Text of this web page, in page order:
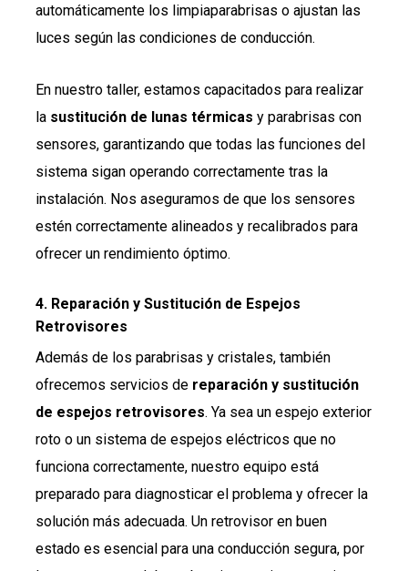
automáticamente los limpiaparabrisas o ajustan las
luces según las condiciones de conducción.
En nuestro taller, estamos capacitados para realizar
la sustitución de lunas térmicas y parabrisas con
sensores, garantizando que todas las funciones del
sistema sigan operando correctamente tras la
instalación. Nos aseguramos de que los sensores
estén correctamente alineados y recalibrados para
ofrecer un rendimiento óptimo.
4. Reparación y Sustitución de Espejos
Retrovisores
Además de los parabrisas y cristales, también
ofrecemos servicios de reparación y sustitución
de espejos retrovisores. Ya sea un espejo exterior
roto o un sistema de espejos eléctricos que no
funciona correctamente, nuestro equipo está
preparado para diagnosticar el problema y ofrecer la
solución más adecuada. Un retrovisor en buen
estado es esencial para una conducción segura, por